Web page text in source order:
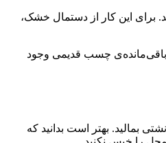
این کار از دستمال خشک،
چسب قدیمی وجود
بهتر است بدانید که